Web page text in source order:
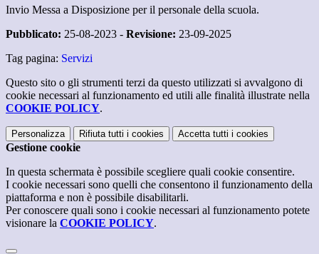
Invio Messa a Disposizione per il personale della scuola.
Pubblicato: 25-08-2023 - Revisione: 23-09-2025
Tag pagina: Servizi
Questo sito o gli strumenti terzi da questo utilizzati si avvalgono di
cookie necessari al funzionamento ed utili alle finalità illustrate nella
COOKIE POLICY.
Personalizza Rifiuta tutti i cookies Accetta tutti i cookies
Gestione cookie
In questa schermata è possibile scegliere quali cookie consentire.
I cookie necessari sono quelli che consentono il funzionamento della
piattaforma e non è possibile disabilitarli.
Per conoscere quali sono i cookie necessari al funzionamento potete
visionare la COOKIE POLICY.